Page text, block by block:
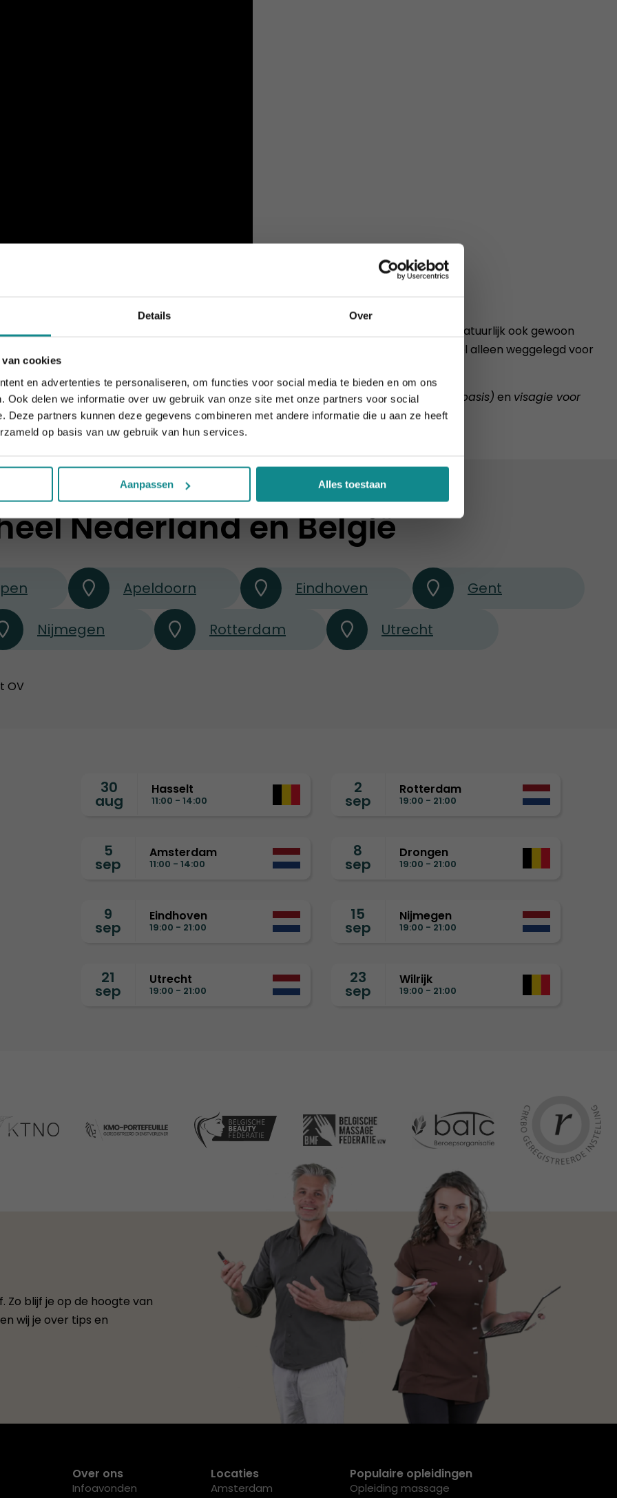
Details Over
cookies
en advertenties te personaliseren, om functies voor social media te bieden en om ons
Ook delen we informatie over uw gebruik van onze site met onze partners voor social
Deze partners kunnen deze gegevens combineren met andere informatie die u aan ze heeft
op basis van uw gebruik van hun services.
Aanpassen Alles toestaan
zien. Bijvoorbeeld om een natuurlijke look net wat kleur te geven. Al kun je er natuurlijk ook gewoon
trends als regenbooglippenstift of felgekleurde wenkbrauwen. Dit is echter wel alleen weggelegd voor
de knie hebben.
hoe je ze toepast? Volg dan onzeOpleiding Visagiste. Tijdens de modulesvisagie (basis) en visagie voor
helemaal klaar voor je eerste fotoshoot.
Nederland en België
Apeldoorn Eindhoven Gent
Nijmegen Rotterdam Utrecht
OV
30
aug
Hasselt
11:00 - 14:00
2
sep
Rotterdam
19:00 - 21:00
5
sep
Amsterdam
11:00 - 14:00
8
sep
Drongen
19:00 - 21:00
9
sep
Eindhoven
19:00 - 21:00
15
sep
Nijmegen
19:00 - 21:00
21
sep
Utrecht
19:00 - 21:00
23
sep
Wilrijk
19:00 - 21:00
Zo blijf je op de hoogte van
wij je over tips en
Over ons
Infoavonden
Locaties
Amsterdam
Populaire opleidingen
Opleiding massage
10% korting t.e.m. 15 augustus, daarna eindigt de zomeractie definitief.
Sluiten